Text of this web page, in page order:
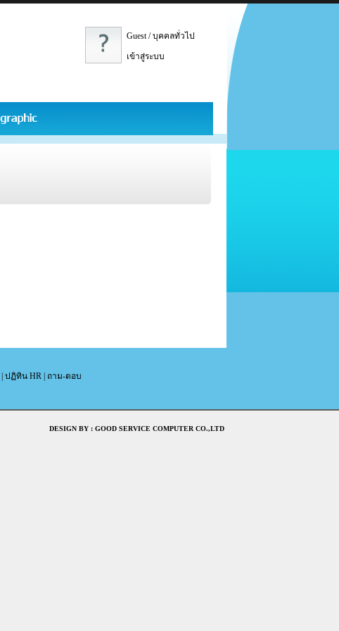
Guest / บุคคลทั่วไป
เข้าสู่ระบบ
ปฏิทิน HR ถาม-ตอบ
DESIGN BY : GOOD SERVICE COMPUTER CO.,LTD